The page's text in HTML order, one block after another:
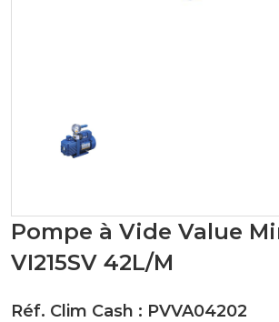
Pompe à Vide Value
VI215SV 42L/M
Réf. Clim Cash : PVVA04202